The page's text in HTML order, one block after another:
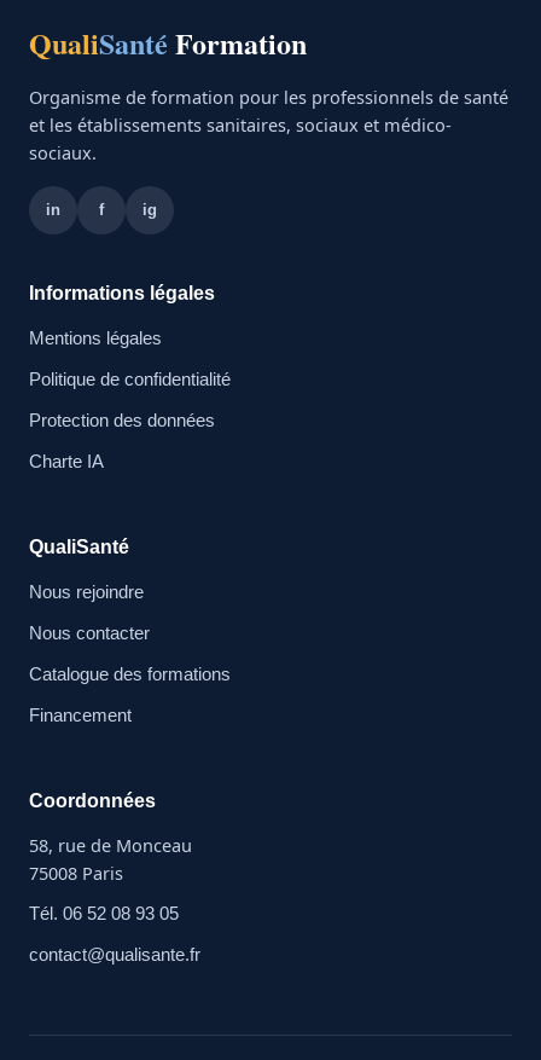
QualiSanté Formation
Organisme de formation pour les professionnels de santé
et les établissements sanitaires, sociaux et médico-
sociaux.
in f ig
Informations légales
Mentions légales
Politique de confidentialité
Protection des données
Charte IA
QualiSanté
Nous rejoindre
Nous contacter
Catalogue des formations
Financement
Coordonnées
58, rue de Monceau
75008 Paris
Tél. 06 52 08 93 05
contact@qualisante.fr